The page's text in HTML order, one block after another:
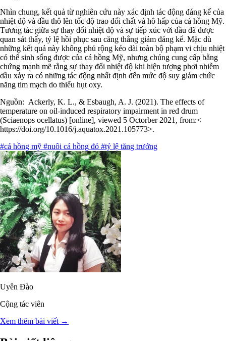
Nhìn chung, kết quả từ nghiên cứu này xác định tác động đáng kể của
nhiệt độ và dầu thô lên tốc độ trao đổi chất và hô hấp của cá hồng Mỹ.
Tương tác giữa sự thay đổi nhiệt độ và sự tiếp xúc với dầu đã được
quan sát thấy, tỷ lệ hồi phục sau căng thẳng giảm đáng kể. Mặc dù
những kết quả này không phủ rộng kéo dài toàn bộ phạm vi chịu nhiệt
có thể sinh sống được của cá hồng Mỹ, nhưng chúng cung cấp bằng
chứng mạnh mẽ rằng sự thay đổi nhiệt độ khi hiện tượng phơi nhiễm
dầu xảy ra có những tác động nhất định đến mức độ suy giảm chức
năng tim mạch do thiếu hụt oxy.
Nguồn: Ackerly, K. L., & Esbaugh, A. J. (2021). The effects of
temperature on oil-induced respiratory impairment in red drum
(Sciaenops ocellatus) [online], viewed 5 Octorber 2021, from:<
https://doi.org/10.1016/j.aquatox.2021.105773>.
#cá hồng mỹ #nuôi cá hồng đỏ #tỷ lệ tăng trưởng
Uyên Đào
Cộng tác viên
Xem thêm bài viết →